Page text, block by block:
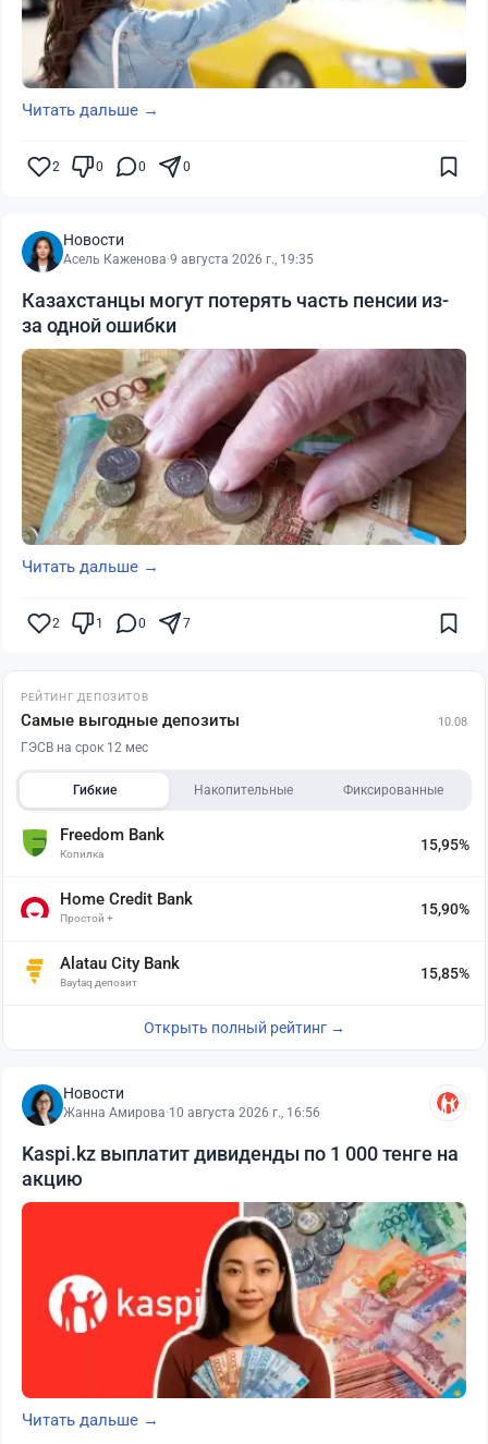
Читать дальше →
2 0 0 0
Новости
Асель Каженова·9 августа 2026 г., 19:35
Казахстанцы могут потерять часть пенсии из-
за одной ошибки
Читать дальше →
2 1 0 7
РЕЙТИНГ ДЕПОЗИТОВ
Самые выгодные депозиты 10.08
ГЭСВ на срок 12 мес
Гибкие Накопительные Фиксированные
Freedom Bank
Копилка
15,95%
Home Credit Bank
Простой +
15,90%
Alatau City Bank
Baytaq депозит
15,85%
Открыть полный рейтинг →
Новости
Жанна Амирова·10 августа 2026 г., 16:56
Kaspi.kz выплатит дивиденды по 1 000 тенге на
акцию
Читать дальше →